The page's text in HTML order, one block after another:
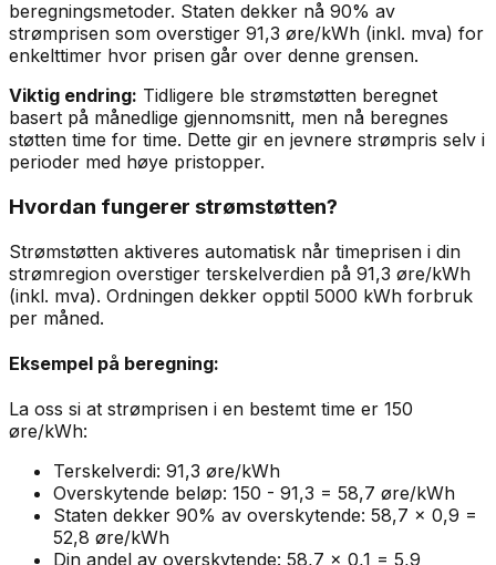
beregningsmetoder. Staten dekker nå 90% av
strømprisen som overstiger 91,3 øre/kWh (inkl. mva) for
enkelttimer hvor prisen går over denne grensen.
Viktig endring: Tidligere ble strømstøtten beregnet
basert på månedlige gjennomsnitt, men nå beregnes
støtten time for time. Dette gir en jevnere strømpris selv i
perioder med høye pristopper.
Hvordan fungerer strømstøtten?
Strømstøtten aktiveres automatisk når timeprisen i din
strømregion overstiger terskelverdien på 91,3 øre/kWh
(inkl. mva). Ordningen dekker opptil 5000 kWh forbruk
per måned.
Eksempel på beregning:
La oss si at strømprisen i en bestemt time er 150
øre/kWh:
Terskelverdi: 91,3 øre/kWh
Overskytende beløp: 150 - 91,3 = 58,7 øre/kWh
Staten dekker 90% av overskytende: 58,7 × 0,9 =
52,8 øre/kWh
Din andel av overskytende: 58,7 × 0,1 = 5,9